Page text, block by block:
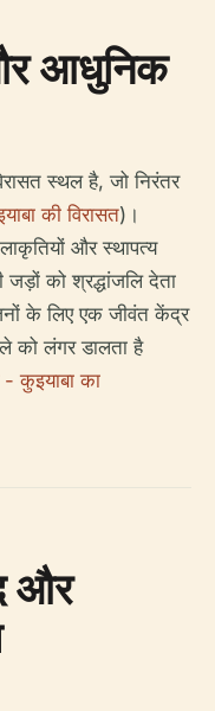
और आधुनिक
स्थल है, जो निरंतर
की विरासत)।
और स्थापत्य
को श्रद्धांजलि देता
के लिए एक जीवंत केंद्र
को लंगर डालता है
कुइयाबा का
और